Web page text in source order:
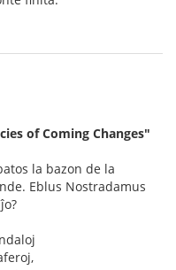
of Coming Changes"
la bazon de la
Eblus Nostradamus